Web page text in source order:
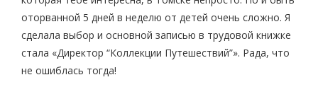
оторванной 5 дней в неделю от детей очень сложно. Я
сделала выбор и основной записью в трудовой книжке
стала «Директор “Коллекции Путешествий”». Рада, что
не ошиблась тогда!